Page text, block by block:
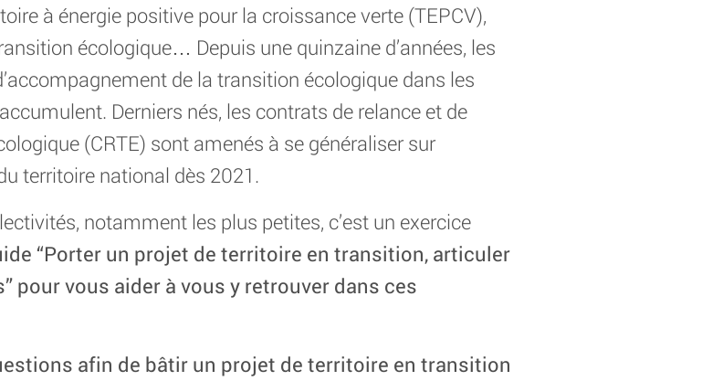
à énergie positive pour la croissance verte (TEPCV),
écologique… Depuis une quinzaine d’années, les
de la transition écologique dans les
Derniers nés, les contrats de relance et de
(CRTE) sont amenés à se généraliser sur
territoire national dès 2021.
notamment les plus petites, c’est un exercice
“Porter un projet de territoire en transition, articuler
pour vous aider à vous y retrouver dans ces
afin de bâtir un projet de territoire en transition